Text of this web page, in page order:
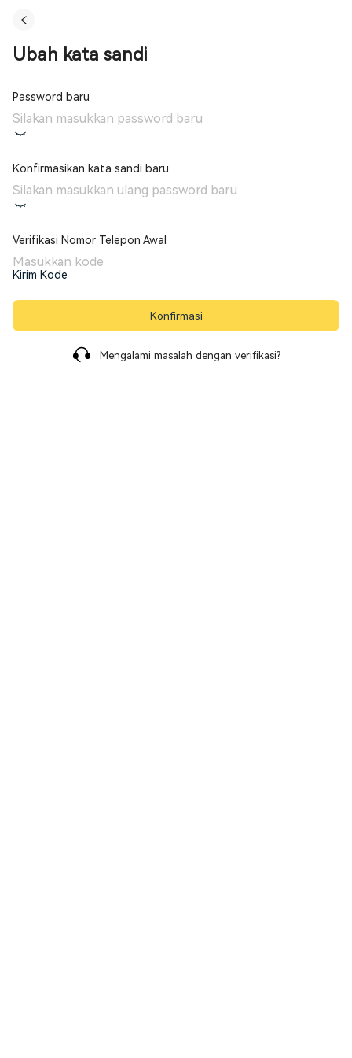
Ubah kata sandi
Password baru
Konfirmasikan kata sandi baru
Verifikasi Nomor Telepon Awal
Kirim Kode
Mengalami masalah dengan verifikasi?
Konfirmasi